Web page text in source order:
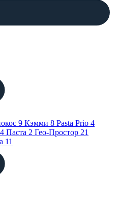
9 Кэмми 8 Pasta Prio 4
4 Паста 2 Гео-Простор 21
11